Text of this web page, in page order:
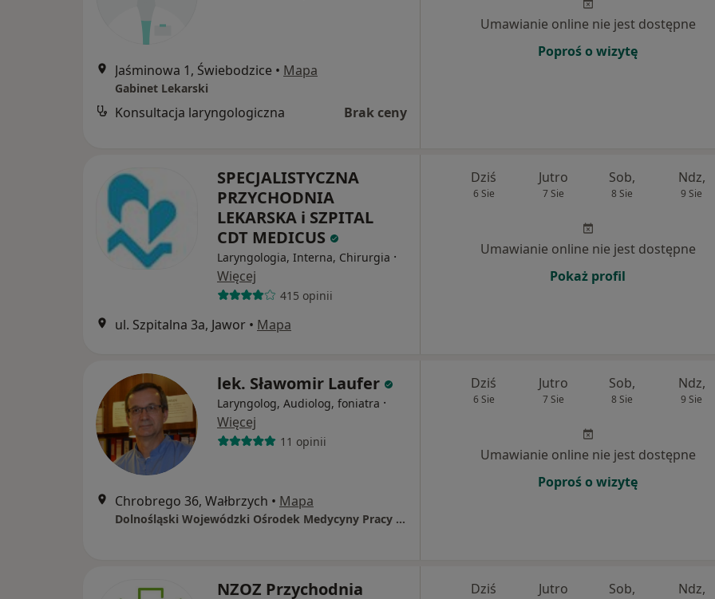
Jaśminowa 1, Świebodzice • Mapa
Gabinet Lekarski
Konsultacja laryngologiczna Brak ceny
Umawianie online nie jest dostępne
Poproś o wizytę
SPECJALISTYCZNA
PRZYCHODNIA
LEKARSKA i SZPITAL
CDT MEDICUS
Laryngologia, Interna, Chirurgia ·
Więcej
415 opinii
ul. Szpitalna 3a, Jawor • Mapa
Dziś
6 Sie
Jutro
7 Sie
Sob,
8 Sie
Ndz,
9 Sie
Umawianie online nie jest dostępne
Pokaż profil
lek. Sławomir Laufer
Laryngolog, Audiolog, foniatra ·
Więcej
11 opinii
Chrobrego 36, Wałbrzych • Mapa
Dolnośląski Wojewódzki Ośrodek Medycyny Pracy - Oddział w Wałbrzychu
Dziś
6 Sie
Jutro
7 Sie
Sob,
8 Sie
Ndz,
9 Sie
Umawianie online nie jest dostępne
Poproś o wizytę
NZOZ Przychodnia
Dziś Jutro Sob, Ndz,